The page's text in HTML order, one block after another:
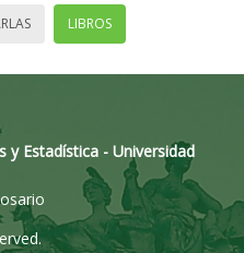
LIBROS
y Estadística - Universidad